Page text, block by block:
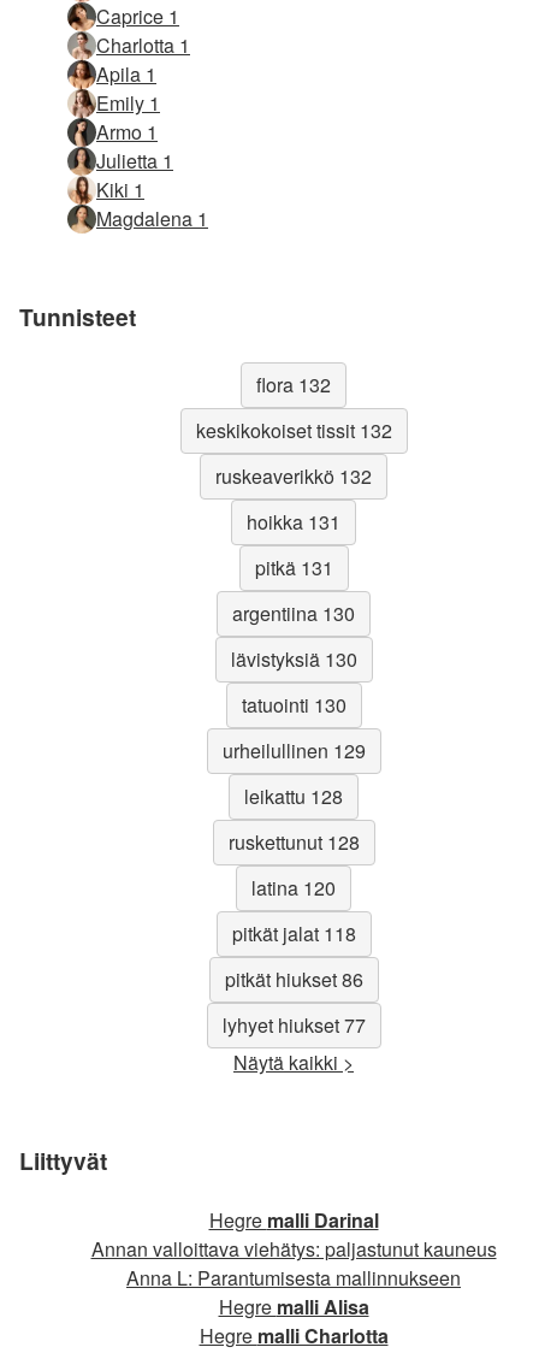
Caprice 1
Charlotta 1
Apila 1
Emily 1
Armo 1
Julietta 1
Kiki 1
Magdalena 1
Tunnisteet
flora 132
keskikokoiset tissit 132
ruskeaverikkö 132
hoikka 131
pitkä 131
argentiina 130
lävistyksiä 130
tatuointi 130
urheilullinen 129
leikattu 128
ruskettunut 128
latina 120
pitkät jalat 118
pitkät hiukset 86
lyhyet hiukset 77
Näytä kaikki >
Liittyvät
Hegre malli Darinal
Annan valloittava viehätys: paljastunut kauneus
Anna L: Parantumisesta mallinnukseen
Hegre malli Alisa
Hegre malli Charlotta